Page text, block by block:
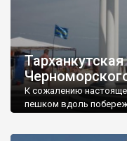
К сожалению
пешком вдоль